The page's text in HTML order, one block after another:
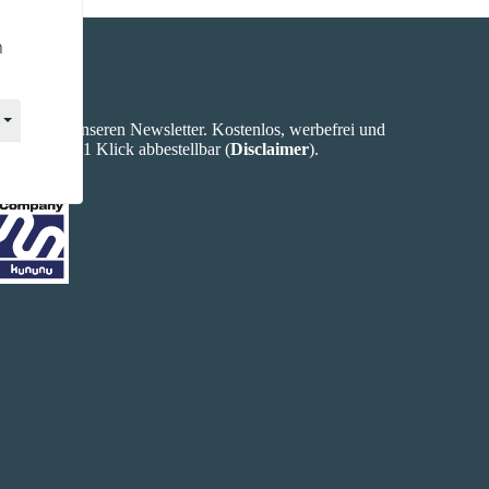
Abonniere unseren Newsletter. Kostenlos, werbefrei und
jederzeit mit 1 Klick abbestellbar (Disclaimer).